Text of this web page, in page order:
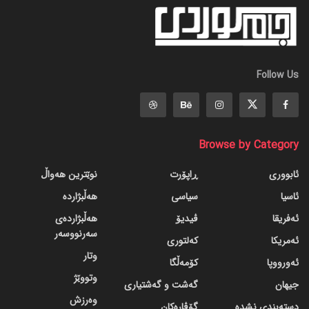
Follow Us
Browse by Category
ئابووری
ئاسیا
ئەفریقا
ئەمریکا
ئەورووپا
جیهان
ڕاپۆرت
سیاسی
ڤیدیۆ
کەلتوری
کۆمەڵگا
گه‌شت و گه‌شتیاری
نوێترین هەواڵ
هەڵبژاردە
هەڵبژاردەی
سەرنووسەر
وتار
وتووێژ
وەرزش